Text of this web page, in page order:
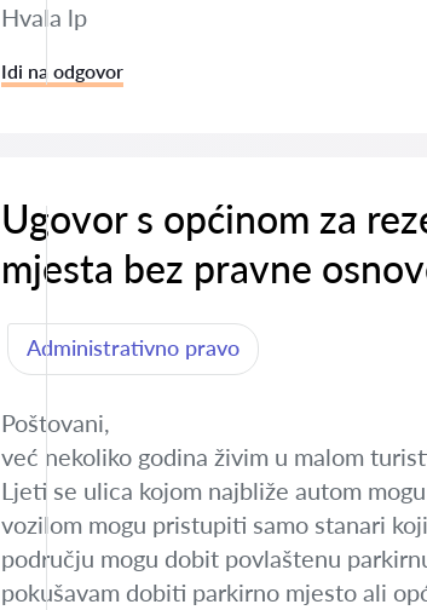
Hvala lp
Idi na odgovor
Ugovor s općinom za
mjesta bez pravne
Administrativno pravo
Poštovani,
već nekoliko godina živim u malom
Ljeti se ulica kojom najbliže autom
vozilom mogu pristupiti samo stanari
području mogu dobit povlaštenu
pokušavam dobiti parkirno mjesto ali